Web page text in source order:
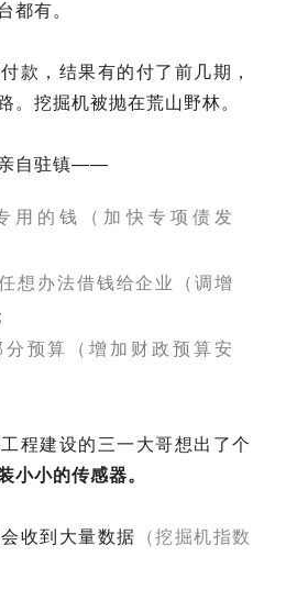
都有。
款，结果有的付了前几期，
。挖掘机被抛在荒山野林。
亲自驻镇——
用的钱（加快专项债发
想办法借钱给企业（调增
预算（增加财政预算安
程建设的三一大哥想出了个
小小的传感器。
收到大量数据 （挖掘机指数